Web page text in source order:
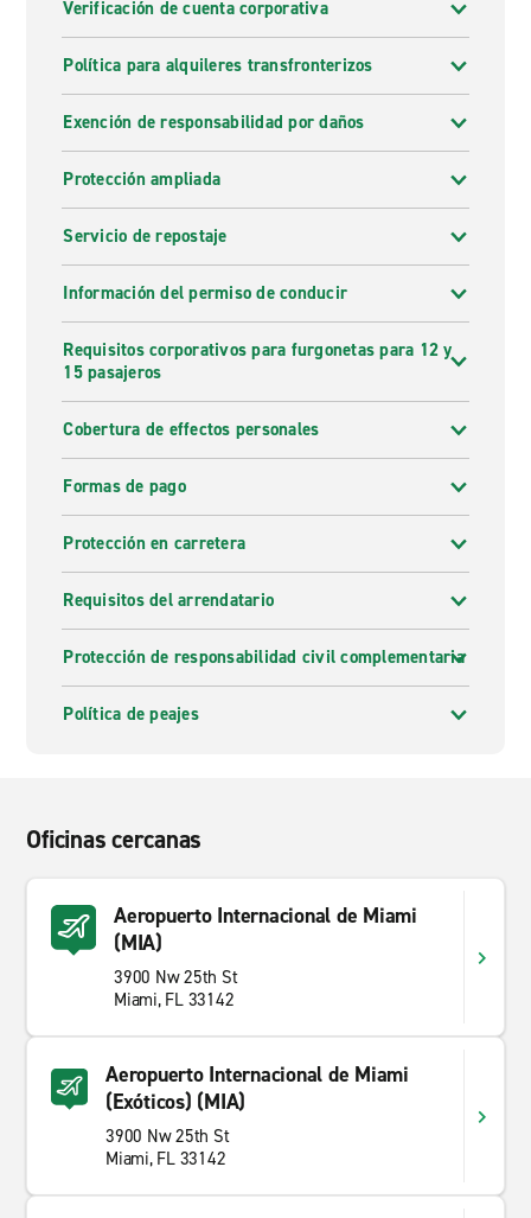
Verificación de cuenta corporativa
Política para alquileres transfronterizos
Exención de responsabilidad por daños
Protección ampliada
Servicio de repostaje
Información del permiso de conducir
Requisitos corporativos para furgonetas para 12 y
15 pasajeros
Cobertura de effectos personales
Formas de pago
Protección en carretera
Requisitos del arrendatario
Protección de responsabilidad civil complementaria
Política de peajes
Oficinas cercanas
Aeropuerto Internacional de Miami
(MIA)
3900 Nw 25th St
Miami, FL 33142
Aeropuerto Internacional de Miami
(Exóticos) (MIA)
3900 Nw 25th St
Miami, FL 33142